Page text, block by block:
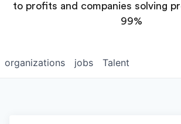
to profits and companies solving
99%
jobs
organizations Talent